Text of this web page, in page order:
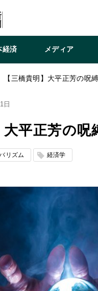
経済 メディア
【三橋貴明】大平正芳の呪縛
日
大平正芳の呪
リズム 経済学